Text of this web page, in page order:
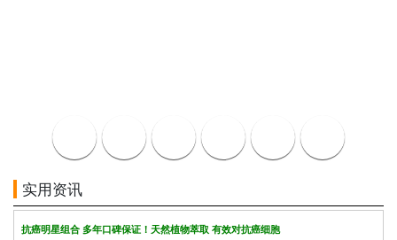
实用资讯
抗癌明星组合 多年口碑保证！天然植物萃取 有效对抗癌细胞